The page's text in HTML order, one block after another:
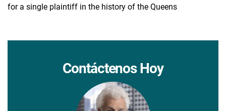
for a single plaintiff in the history of the Queens
Contáctenos Hoy